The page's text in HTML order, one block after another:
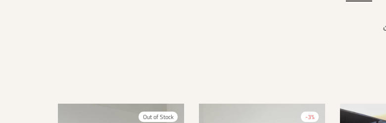
-3%
Out of Stock